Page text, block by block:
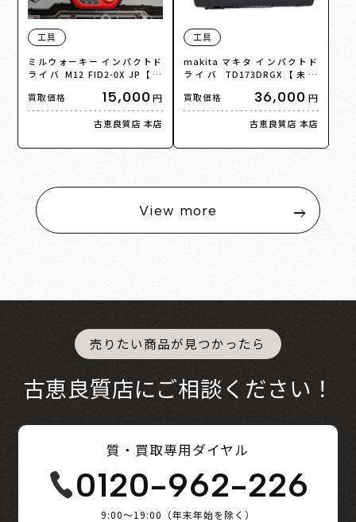
工具
ミルウォーキー インパクトド
ライバ M12 FID2-0X JP【中
買取価格
15,000円
古恵良質店 本店
工具
makita マキタ インパクトド
ライバ TD173DRGX【未使
買取価格
36,000 円
古恵良質店 本店
View more
売りたい商品が見つかったら
古恵良質店にご相談ください！
質・買取専用ダイヤル
0120-962-226
9:00～19:00（年末年始を除く）